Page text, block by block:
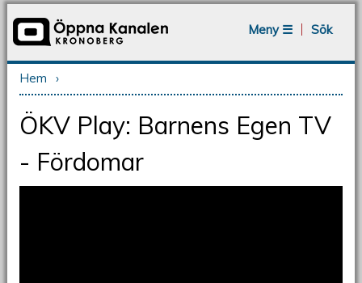
Meny ☰
Sök
Du är här
Hem ›
ÖKV Play: Barnens Egen TV
- Fördomar